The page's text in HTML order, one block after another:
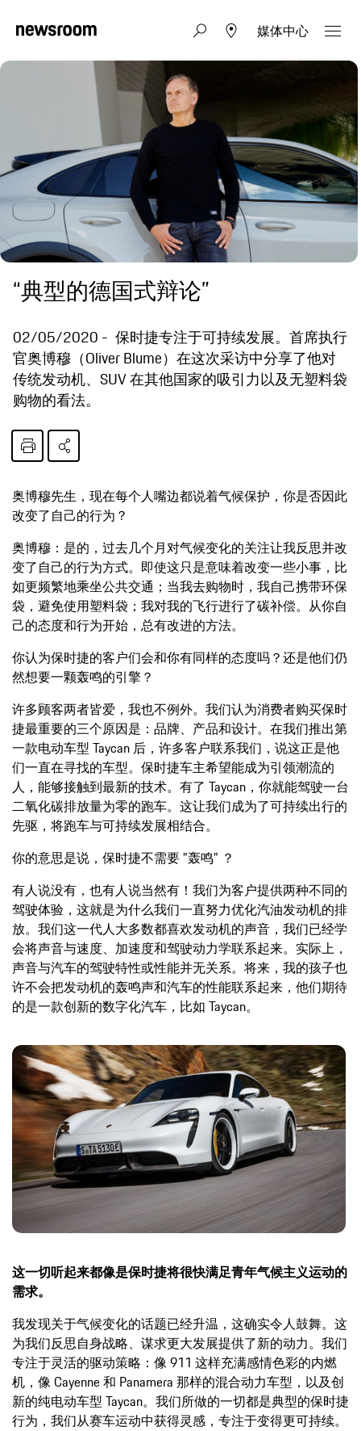
媒体中心
“典型的德国式辩论”
02/05/2020
保时捷专注于可持续发展。首席执行
官奥博穆（Oliver Blume）在这次采访中分享了他对
传统发动机、SUV 在其他国家的吸引力以及无塑料袋
购物的看法。
奥博穆先生，现在每个人嘴边都说着气候保护，你是否因此
改变了自己的行为？
奥博穆：是的，过去几个月对气候变化的关注让我反思并改
变了自己的行为方式。即使这只是意味着改变一些小事，比
如更频繁地乘坐公共交通；当我去购物时，我自己携带环保
袋，避免使用塑料袋；我对我的飞行进行了碳补偿。从你自
己的态度和行为开始，总有改进的方法。
你认为保时捷的客户们会和你有同样的态度吗？还是他们仍
然想要一颗轰鸣的引擎？
许多顾客两者皆爱，我也不例外。我们认为消费者购买保时
捷最重要的三个原因是：品牌、产品和设计。在我们推出第
一款电动车型 Taycan 后，许多客户联系我们，说这正是他
们一直在寻找的车型。保时捷车主希望能成为引领潮流的
人，能够接触到最新的技术。有了 Taycan，你就能驾驶一台
二氧化碳排放量为零的跑车。这让我们成为了可持续出行的
先驱，将跑车与可持续发展相结合。
你的意思是说，保时捷不需要 "轰鸣" ？
有人说没有，也有人说当然有！我们为客户提供两种不同的
驾驶体验，这就是为什么我们一直努力优化汽油发动机的排
放。我们这一代人大多数都喜欢发动机的声音，我们已经学
会将声音与速度、加速度和驾驶动力学联系起来。实际上，
声音与汽车的驾驶特性或性能并无关系。将来，我的孩子也
许不会把发动机的轰鸣声和汽车的性能联系起来，他们期待
的是一款创新的数字化汽车，比如 Taycan。
这一切听起来都像是保时捷将很快满足青年气候主义运动的
需求。
我发现关于气候变化的话题已经升温，这确实令人鼓舞。这
为我们反思自身战略、谋求更大发展提供了新的动力。我们
专注于灵活的驱动策略：像 911 这样充满感情色彩的内燃
机，像 Cayenne 和 Panamera 那样的混合动力车型，以及创
新的纯电动车型 Taycan。我们所做的一切都是典型的保时捷
行为，我们从赛车运动中获得灵感，专注于变得更可持续。